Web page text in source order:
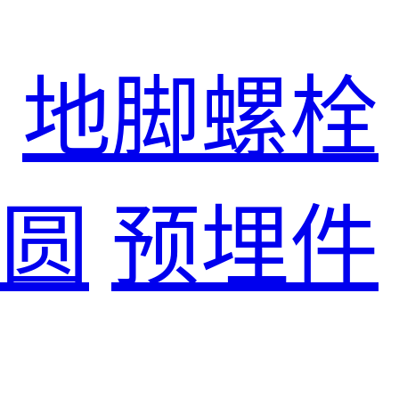
地脚螺栓
预埋件